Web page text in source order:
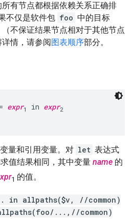
有节点都根据依赖关系正确排
不仅是软件包 foo 中的目标
（不保证结果节点相对于其他节点
情，请参阅图表顺序部分。
expr1 in expr2
量和引用变量。对 let 表达式
值结果相同，其中变量 name 的
1 的值。
allpaths($v, //common)
...,//common)